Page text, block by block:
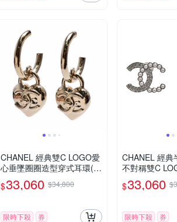
CHANEL 經典雙C LOGO愛
心垂墜圈圈造型穿式耳環(金
色)
$33,060 $34,800
限時下殺 券
CHANEL 經典
不對稱雙C
耳環(銀色)
$33,060
限時下殺 券